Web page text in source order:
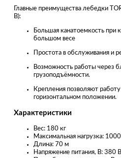
Главные преимущества лебедки
В):
Большая канатоемкость при
большом весе
Простота в обслуживания и
Возможность работы через
грузоподъёмности.
Крепления позволяют
горизонтальном положении.
Характеристики
Вес: 180 кг
Максимальная нагрузка: 1000
Длина: 70 м
Напряжение питания, В: 380 В